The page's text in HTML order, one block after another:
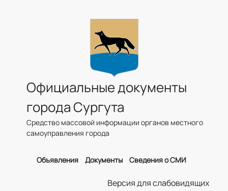
Официальные документы
города Сургута
Средство массовой информации органов местного
самоуправления города
Объявления Документы Сведения о СМИ
Версия для слабовидящих